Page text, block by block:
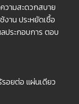
วามสะดวกสบาย
าน ประหยัดเชื้อ
ประกอบการ ตอบ
รอยต่อ แผ่นเดียว